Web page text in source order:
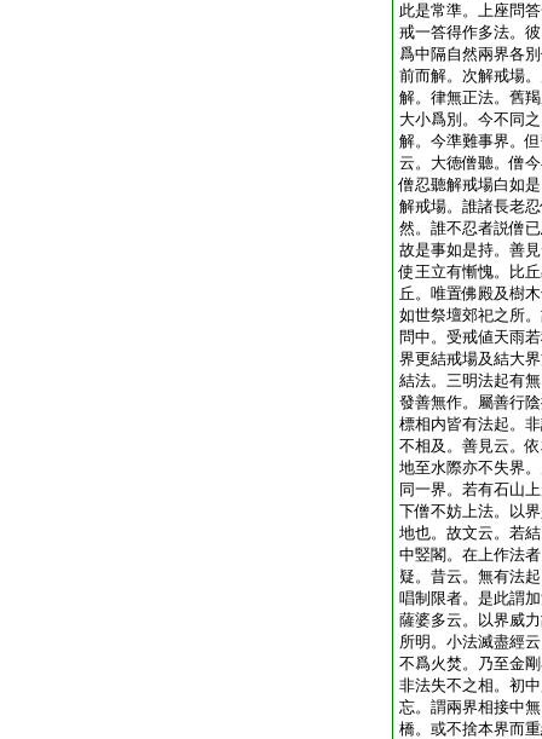
此是常準。上座問
戒一答得作多法。
爲中隔自然兩界各
前而解。次解戒場
解。律無正法。舊
大小爲別。今不同
解。今準難事界。
云。大徳僧聽。僧
僧忍聽解戒場白如
解戒場。誰諸長老
然。誰不忍者説僧
故是事如是持。善
使王立有慚愧。比
丘。唯置佛殿及樹
如世祭壇郊祀之所
問中。受戒値天雨
界更結戒場及結大
結法。三明法起有
發善無作。屬善行
標相内皆有法起。
不相及。善見云。
地至水際亦不失界
同一界。若有石山
下僧不妨上法。以
地也。故文云。若
中竪閣。在上作法
疑。昔云。無有法
唱制限者。是此謂
薩婆多云。以界威
所明。小法滅盡經
不爲火焚。乃至金
非法失不之相。初
忘。謂兩界相接中
橋。或不捨本界而